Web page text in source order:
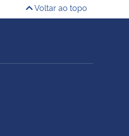
Voltar ao topo